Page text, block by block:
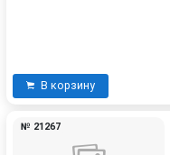
В корзину
№ 21267